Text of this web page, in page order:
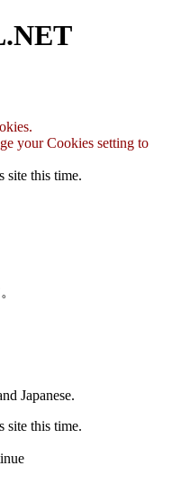
your Cookies setting to
site this time.
Japanese.
site this time.